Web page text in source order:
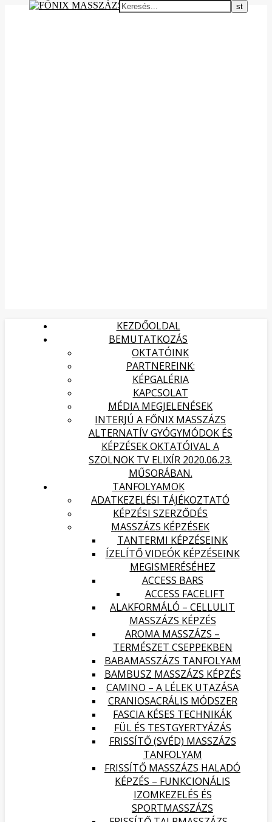
KEZDŐOLDAL
BEMUTATKOZÁS
OKTATÓINK
PARTNEREINK:
KÉPGALÉRIA
KAPCSOLAT
MÉDIA MEGJELENÉSEK
INTERJÚ A FŐNIX MASSZÁZS
ALTERNATÍV GYÓGYMÓDOK ÉS
KÉPZÉSEK OKTATÓIVAL A
SZOLNOK TV ELIXÍR 2020.06.23.
MŰSORÁBAN.
TANFOLYAMOK
ADATKEZELÉSI TÁJÉKOZTATÓ
KÉPZÉSI SZERZŐDÉS
MASSZÁZS KÉPZÉSEK
TANTERMI KÉPZÉSEINK
ÍZELÍTŐ VIDEÓK KÉPZÉSEINK
MEGISMERÉSÉHEZ
ACCESS BARS
ACCESS FACELIFT
ALAKFORMÁLÓ – CELLULIT
MASSZÁZS KÉPZÉS
AROMA MASSZÁZS –
TERMÉSZET CSEPPEKBEN
BABAMASSZÁZS TANFOLYAM
BAMBUSZ MASSZÁZS KÉPZÉS
CAMINO – A LÉLEK UTAZÁSA
CRANIOSACRÁLIS MÓDSZER
FASCIA KÉSES TECHNIKÁK
FÜL ÉS TESTGYERTYÁZÁS
FRISSÍTŐ (SVÉD) MASSZÁZS
TANFOLYAM
FRISSÍTŐ MASSZÁZS HALADÓ
KÉPZÉS – FUNKCIONÁLIS
IZOMKEZELÉS ÉS
SPORTMASSZÁZS